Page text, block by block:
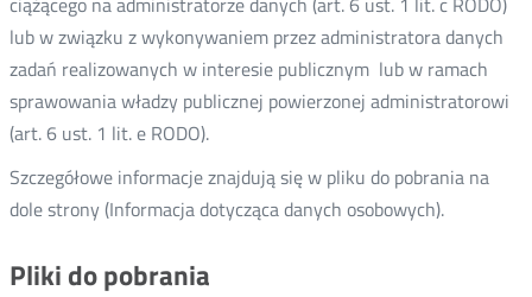
lub w związku z wykonywaniem przez administratora danych
zadań realizowanych w interesie publicznym lub w ramach
sprawowania władzy publicznej powierzonej administratorowi
(art. 6 ust. 1 lit. e RODO).
Szczegółowe informacje znajdują się w pliku do pobrania na
dole strony (Informacja dotycząca danych osobowych).
Pliki do pobrania